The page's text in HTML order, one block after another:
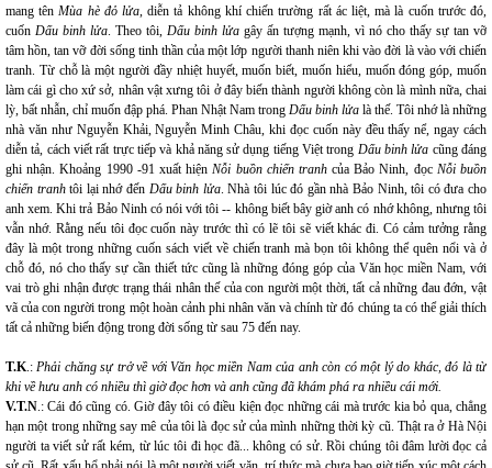
mang tênMùa hè đỏ lửa, diễn tả không khí chiến trường rất ác liệt, mà là cuốn trước đó,
cuốn Dấu binh lửa. Theo tôi, Dấu binh lửa gây ấn tượng mạnh, vì nó cho thấy sự tan vỡ
tâm hồn, tan vỡ đời sống tinh thần của một lớp người thanh niên khi vào đời là vào với chiến
tranh. Từ chỗ là một người đầy nhiệt huyết, muốn biết, muốn hiểu, muốn đóng góp, muốn
làm cái gì cho xứ sở, nhân vật xưng tôi ở đây biến thành người không còn là mình nữa, chai
lỳ, bất nhẫn, chỉ muốn đập phá. Phan Nhật Nam trong Dấu binh lửa là thế. Tôi nhớ là những
nhà văn như Nguyễn Khải, Nguyễn Minh Châu, khi đọc cuốn này đều thấy nể, ngay cách
diễn tả, cách viết rất trực tiếp và khả năng sử dụng tiếng Việt trong Dấu binh lửa cũng đáng
ghi nhận. Khoảng 1990 -91 xuất hiệnNỗi buồn chiến tranhcủa Bảo Ninh, đọc Nỗi buồn
chiến tranhtôi lại nhớ đến Dấu binh lửa. Nhà tôi lúc đó gần nhà Bảo Ninh, tôi có đưa cho
anh xem. Khi trả Bảo Ninh có nói với tôi -- không biết bây giờ anh có nhớ không, nhưng tôi
vẫn nhớ. Rằng nếu tôi đọc cuốn này trước thì có lẽ tôi sẽ viết khác đi. Có cảm tưởng rằng
đây là một trong những cuốn sách viết về chiến tranh mà bọn tôi không thể quên nổi và ở
chỗ đó, nó cho thấy sự cần thiết tức cũng là những đóng góp của Văn học miền Nam, với
vai trò ghi nhận được trạng thái nhân thế của con người một thời, tất cả những đau đớn, vật
vã của con người trong một hoàn cảnh phi nhân văn và chính từ đó chúng ta có thể giải thích
tất cả những biến động trong đời sống từ sau 75 đến nay.
T.K.: Phải chăng sự trở về với Văn học miền Nam của anh còn có một lý do khác, đó là từ
khi về hưu anh có nhiều thì giờ đọc hơn và anh cũng đã khám phá ra nhiều cái mới.
V.T.N.: Cái đó cũng có. Giờ đây tôi có điều kiện đọc những cái mà trước kia bỏ qua, chẳng
hạn một trong những say mê của tôi là đọc sử của mình những thời kỳ cũ. Thật ra ở Hà Nội
người ta viết sử rất kém, từ lúc tôi đi học đã... không có sử. Rồi chúng tôi đâm lười đọc cả